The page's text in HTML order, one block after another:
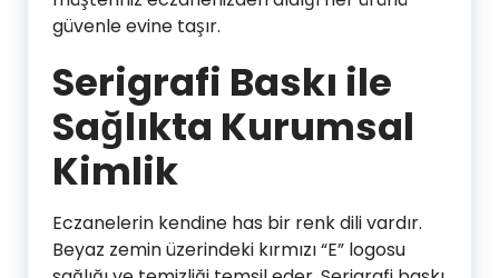
güvenle evine taşır.
Serigrafi Baskı ile
Sağlıkta Kurumsal
Kimlik
Eczanelerin kendine has bir renk dili vardır.
Beyaz zemin üzerindeki kırmızı “E” logosu